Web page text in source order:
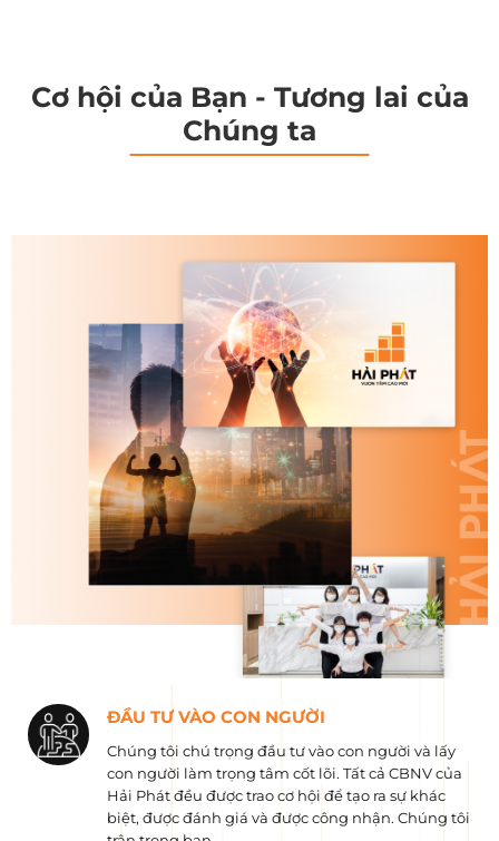
Cơ hội của Bạn - Tương lai của
Chúng ta
ĐẦU TƯ VÀO CON NGƯỜI
Chúng tôi chú trọng đầu tư vào con người và lấy
con người làm trọng tâm cốt lõi. Tất cả CBNV của
Hải Phát đều được trao cơ hội để tạo ra sự khác
biệt, được đánh giá và được công nhận. Chúng tôi